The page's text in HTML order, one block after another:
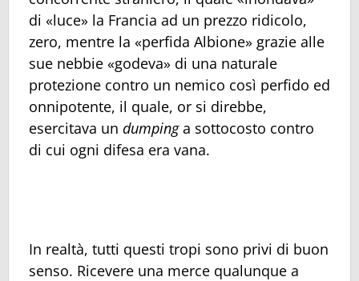
di «luce» la Francia ad un prezzo ridicolo,
zero, mentre la «perfida Albione» grazie alle
sue nebbie «godeva» di una naturale
protezione contro un nemico così perfido ed
onnipotente, il quale, or si direbbe,
esercitava un dumpinga sottocosto contro
di cui ogni difesa era vana.
In realtà, tutti questi tropi sono privi di buon
senso. Ricevere una merce qualunque a